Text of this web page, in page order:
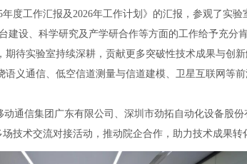
度工作汇报及2026年工作计划》的汇报，参观了实验
建设、科学研究及产学研合作等方面的工作给予充分
待实验室持续深耕，贡献更多突破性技术成果与创新
通信、低空信道测量与信道建模、卫星互联网等前
信集团广东有限公司、深圳市劲拓自动化设备股份
技术交流对接活动，推动院企合作，助力技术成果转